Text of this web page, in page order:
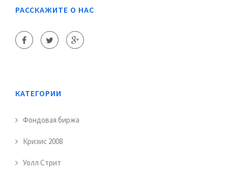
РАССКАЖИТЕ О НАС
КАТЕГОРИИ
Фондовая биржа
Кризис 2008
Уолл Стрит